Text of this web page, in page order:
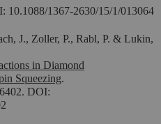
10.1088/1367-2630/15/1/013064
J., Zoller, P., Rabl, P. & Lukin,
in Diamond
Squeezing.
DOI: